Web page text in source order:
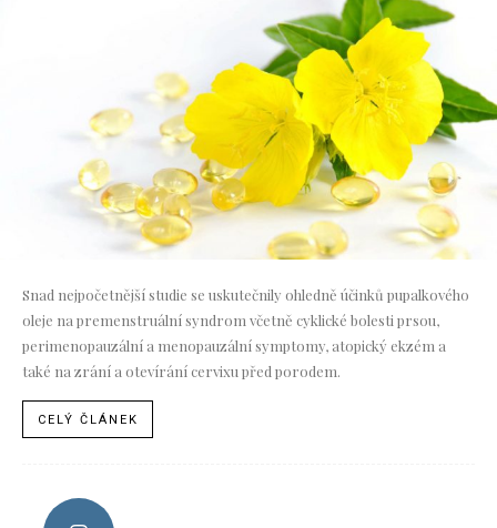
Snad nejpočetnější studie se uskutečnily ohledně účinků pupalkového
oleje na premenstruální syndrom včetně cyklické bolesti prsou,
perimenopauzální a menopauzální symptomy, atopický ekzém a
také na zrání a otevírání cervixu před porodem.
CELÝ ČLÁNEK